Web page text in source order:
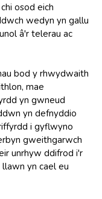
osod eich
wedyn yn gallu
â'r telerau ac
bod y rhwydwaith
mae
yn gwneud
yn defnyddio
i gyflwyno
gweithgarwch
unrhyw ddifrod i'r
yn cael eu